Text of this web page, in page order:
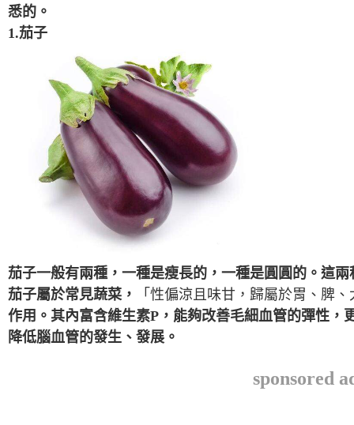
悉的。
1.茄子
茄子一般有兩種，一種是瘦長的，一種是圓圓的。這
茄子屬於常見蔬菜，
「性偏涼且味甘，歸屬於胃、脾、
作用。其內富含維生素P，能夠改善毛細血管的彈性，
降低腦血管的發生、發展。
sponsored